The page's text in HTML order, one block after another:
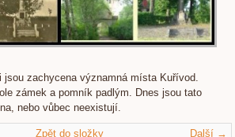
jsou zachycena významná místa Kuřívod.
zámek a pomník padlým. Dnes jsou tato
nebo vůbec neexistují.
Další →
Zpět do složky